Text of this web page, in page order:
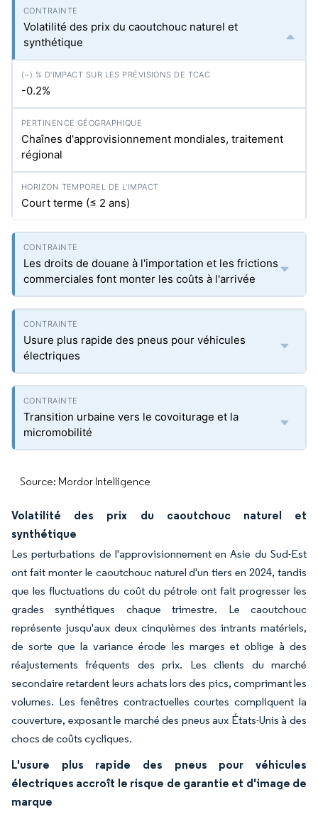
Volatilité des prix du caoutchouc naturel et
synthétique
-0.2%
Chaînes d'approvisionnement mondiales, traitement
régional
Court terme (≤ 2 ans)
Les droits de douane à l'importation et les frictions
commerciales font monter les coûts à l'arrivée
Usure plus rapide des pneus pour véhicules
électriques
Transition urbaine vers le covoiturage et la
micromobilité
Source: Mordor Intelligence
Volatilité des prix du caoutchouc naturel et
synthétique
Les perturbations de l'approvisionnement en Asie du Sud-Est
ont fait monter le caoutchouc naturel d'un tiers en 2024, tandis
que les fluctuations du coût du pétrole ont fait progresser les
grades synthétiques chaque trimestre. Le caoutchouc
représente jusqu'aux deux cinquièmes des intrants matériels,
de sorte que la variance érode les marges et oblige à des
réajustements fréquents des prix. Les clients du marché
secondaire retardent leurs achats lors des pics, comprimant les
volumes. Les fenêtres contractuelles courtes compliquent la
couverture, exposant le marché des pneus aux États-Unis à des
chocs de coûts cycliques.
L'usure plus rapide des pneus pour véhicules
électriques accroît le risque de garantie et d'image de
marque